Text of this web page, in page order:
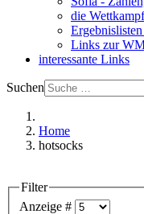
die
Links zur
interessante Links
Suchen
Home
hotsocks
Filter
Anzeige #